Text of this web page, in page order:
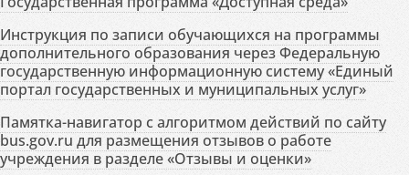
Инструкция по записи обучающихся на программы
дополнительного образования через Федеральную
государственную информационную систему «Единый
портал государственных и муниципальных услуг»
Памятка-навигатор с алгоритмом действий по сайту
bus.gov.ru для размещения отзывов о работе
учреждения в разделе «Отзывы и оценки»